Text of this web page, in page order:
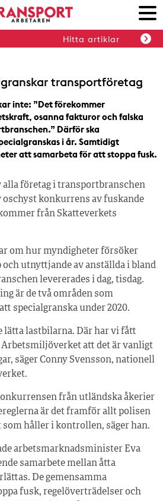
Hitta artiklar
transportföretag
inte: ”Det förekommer
osanna fakturor och falska
Därför ska
i år. Samtidigt
att samarbeta för att stoppa fusk.
alla företag i transportbranschen
oschyst konkurrens av fuskande
från Skatteverkets
om hur myndigheter försöker
utnyttjande av anställda i bland
levererades i dag, tisdag.
är de två områden som
specialgranska under 2020.
lätta lastbilarna. Där har vi fått
att det är vanligt
säger Conny Svensson, nationell
från utländska åkerier
är det framför allt polisen
håller i kontrollen, säger han.
arbetsmarknadsminister Eva
samarbete mellan åtta
De gemensamma
fusk, regelöverträdelser och